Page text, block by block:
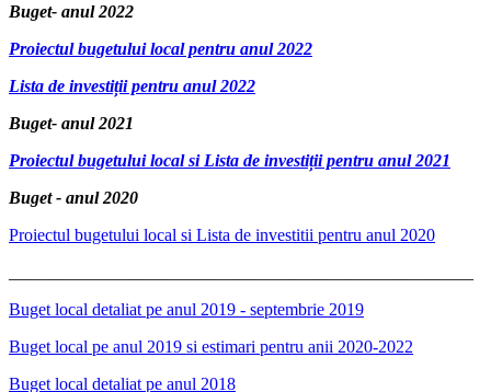
Buget- anul 2022
Proiectul bugetului local pentru anul 2022
Lista de investiții pentru anul 2022
Buget- anul 2021
Proiectul bugetului local si Lista de investiții pentru anul 2021
Buget - anul 2020
Proiectul bugetului local si Lista de investitii pentru anul 2020
Buget local detaliat pe anul 2019 - septembrie 2019
Buget local pe anul 2019 si estimari pentru anii 2020-2022
Buget local detaliat pe anul 2018